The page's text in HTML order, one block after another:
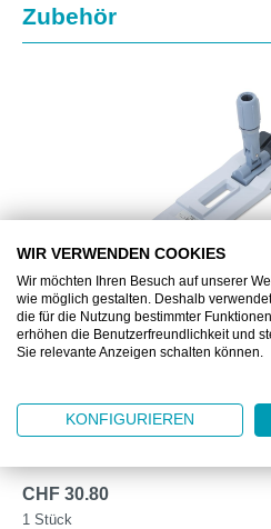
Produktgalerie überspringen
Zubehör
VIL146963
Halter für UltraSpeed Pro
CHF 30.80
1 Stück
WIR VERWENDEN COOKIES
Wir möchten Ihren Besuch auf unserer
wie möglich gestalten. Deshalb
die für die Nutzung bestimmter
erhöhen die Benutzerfreundlichkeit und
Sie relevante Anzeigen schalten können.
KONFIGURIEREN